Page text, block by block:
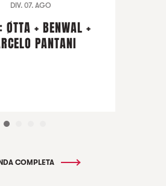
DIV. 07. AGO
ØTTA + BENWAL +
PANTANI
COMPLETA